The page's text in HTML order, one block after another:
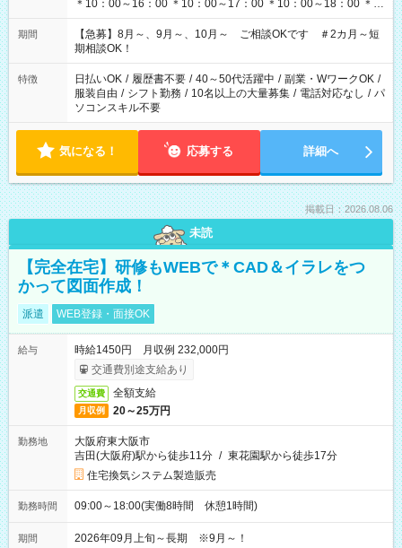
＊10：00～16：00 ＊10：00～17：00 ＊10：00～18：00 ＊
11：00～19：00 ＊12：00～19：00 ＊13：00～19：00
期間
【急募】8月～、9月～、10月～ ご相談OKです ＃2カ月～短
期相談OK！
特徴 日払いOK / 履歴書不要 / 40～50代活躍中 / 副業・WワークOK /
服装自由 / シフト勤務 / 10名以上の大量募集 / 電話対応なし / パ
ソコンスキル不要
気になる！ 応募する 詳細へ
掲載日：2026.08.06
未読
【完全在宅】研修もWEBで＊CAD＆イラレをつ
かって図面作成！
派遣 WEB登録・面接OK
給与
時給1450円 月収例 232,000円
交通費別途支給あり
交通費 全額支給
月収例 20～25万円
勤務地
大阪府東大阪市
吉田(大阪府)駅から徒歩11分 / 東花園駅から徒歩17分
住宅換気システム製造販売
勤務時間 09:00～18:00(実働8時間 休憩1時間)
期間 2026年09月上旬～長期 ※9月～！